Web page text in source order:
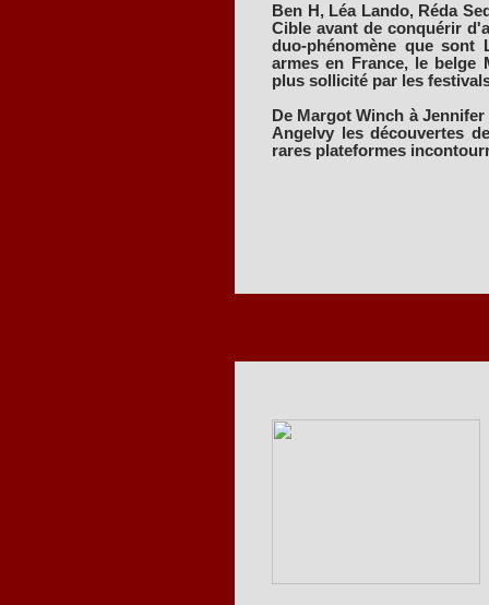
Ben H, Léa Lando, Réda
Cible avant de conquérir
duo-phénomène que
armes en France, le belge
plus sollicité par les
De Margot Winch à
Angelvy les découvertes
rares plateformes